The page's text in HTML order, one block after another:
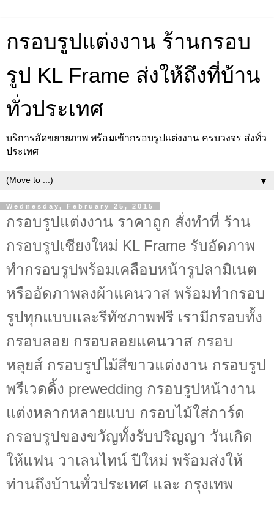
กรอบรูปแต่งงาน ร้านกรอบ
รูป KL Frame ส่งให้ถึงที่บ้าน
ทั่วประเทศ
บริการอัดขยายภาพ พร้อมเข้ากรอบรูปแต่งงาน ครบวงจร ส่งทั่ว
ประเทศ
▼
Wednesday, February 25, 2015
กรอบรูปแต่งงาน ราคาถูก สั่งทำที่ ร้าน
กรอบรูปเชียงใหม่ KL Frame รับอัดภาพ
ทำกรอบรูปพร้อมเคลือบหน้ารูปลามิเนต
หรืออัดภาพลงผ้าแคนวาส พร้อมทำกรอบ
รูปทุกแบบและรีทัชภาพฟรี เรามีกรอบทั้ง
กรอบลอย กรอบลอยแคนวาส กรอบ
หลุยส์ กรอบรูปไม้สีขาวแต่งงาน กรอบรูป
พรีเวดดิ้ง prewedding กรอบรูปหน้างาน
แต่งหลากหลายแบบ กรอบไม้ใส่การ์ด
กรอบรูปของขวัญทั้งรับปริญญา วันเกิด
ให้แฟน วาเลนไทน์ ปีใหม่ พร้อมส่งให้
ท่านถึงบ้านทั่วประเทศ และ กรุงเทพ